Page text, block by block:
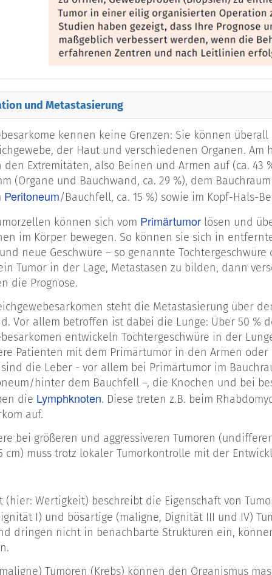
Quer
Blutgefäße
Nerven
Aufzählung von nur einigen Subtypen wird
eine Gruppe sehr unterschiedlicher (heterogener)
der gemeinsame Ursprung aus den so genannten
Gewebeart, aus der der Stütz- und
und das Blut- und Lymphgefäßsystem hervorgeht.
Weichgewebesarkomen in verschiedenen Sarkom-
Histiozytom (MFH) (Heute: PleomorphesSarkom
und Metastasierung
kennen keine Grenzen: Sie können
der Haut und verschiedenen Organen. Am
den Extremitäten, also Beinen und Armen auf (ca. 43
(Organe und Bauchwand, ca. 29 %), dem
Peritoneum/Bauchfell, ca. 15 %) sowie im Kopf-Hals-
können sich vom Primärtumor lösen und
im Körper bewegen. So können sie sich in
neue Geschwüre – so genannte Tochtergeschwüre
Tumor in der Lage, Metastasen zu bilden, dann
die Prognose.
steht die Metastasierung über
Vor allem betroffen ist dabei die Lunge: Über 50 %
entwickeln Tochtergeschwüre in der
Patienten mit dem Primärtumor in den Armen oder
die Leber - vor allem bei Primärtumor im
hinter dem Bauchfell –, die Knochen und bei
die Lymphknoten. Diese treten z.B. beim
auf.
bei größeren und aggressiveren Tumoren
cm) muss trotz lokaler Tumorkontrolle mit der
(hier: Wertigkeit) beschreibt die Eigenschaft von
I) und bösartige (maligne, Dignität III und IV)
dringen nicht in benachbarte Strukturen ein,
Tumoren (Krebs) können den Organismus